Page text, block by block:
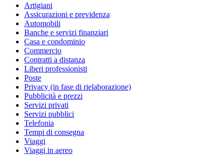
Artigiani
Assicurazioni e previdenza
Automobili
Banche e servizi finanziari
Casa e condominio
Commercio
Contratti a distanza
Liberi professionisti
Poste
Privacy (in fase di rielaborazione)
Pubblicità e prezzi
Servizi privati
Servizi pubblici
Telefonia
Tempi di consegna
Viaggi
Viaggi in aereo